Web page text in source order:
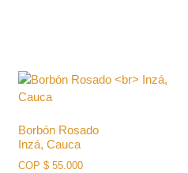
Borbón Rosado
Inzá, Cauca
COP $55.000